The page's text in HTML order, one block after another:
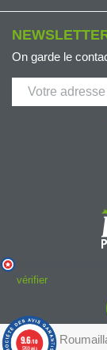
On garde le
vérifier.
© 2026 -
9.6/10
5769 avis